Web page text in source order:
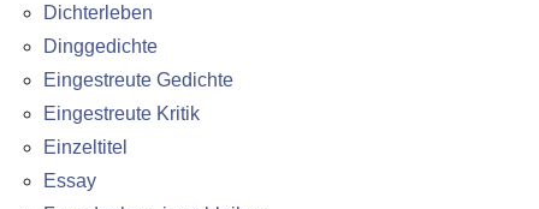
Dichterleben
Dinggedichte
Eingestreute Gedichte
Eingestreute Kritik
Einzeltitel
Essay